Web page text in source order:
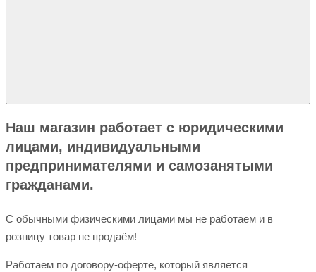
Наш магазин работает с юридическими
лицами, индивидуальными
предпринимателями и самозанятыми
гражданами.
С обычными физическими лицами мы не работаем и в
розницу товар не продаём!
Работаем по договору-оферте, который является